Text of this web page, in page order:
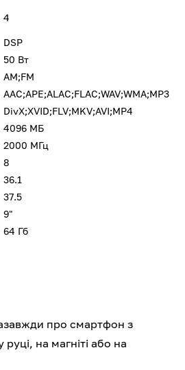
4
DSP
50 Вт
AM;FM
AAC;APE;ALAC;FLAC;WAV;WMA;MP3
DivX;XVID;FLV;MKV;AVI;MP4
4096 МБ
2000 МГц
8
36.1
37.5
9"
64 Гб
про смартфон з
руці, на магніті або на